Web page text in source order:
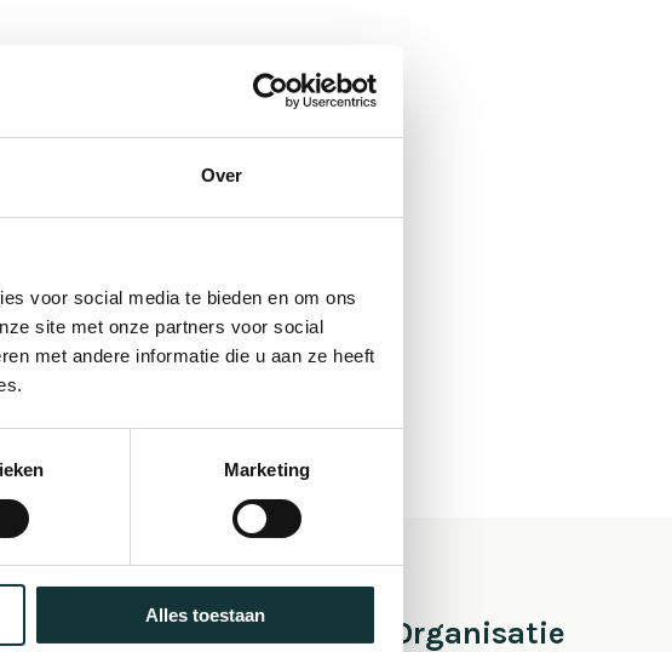
Over
voor social media te bieden en om ons
site met onze partners voor social
met andere informatie die u aan ze heeft
Marketing
Alles toestaan
Café Pieter Organisatie